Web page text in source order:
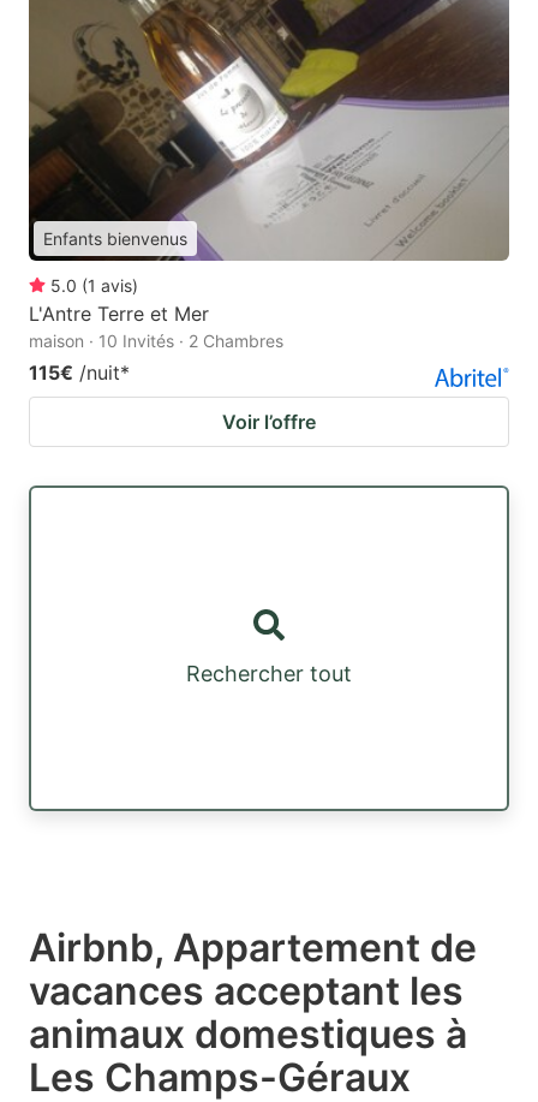
Enfants bienvenus
5.0 (1 avis)
L'Antre Terre et Mer
maison · 10 Invités · 2 Chambres
115€ /nuit*
Voir l’offre
Rechercher tout
Airbnb, Appartement de
vacances acceptant les
animaux domestiques à
Les Champs-Géraux